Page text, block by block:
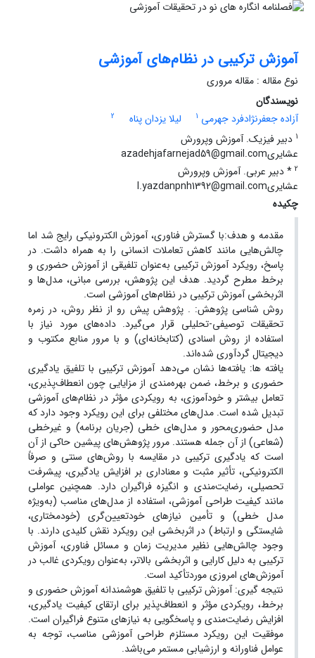
آموزش ترکیبی در نظام‌های آموزشی
نوع مقاله : مقاله مروری
نویسندگان
آزاده جعفرنژادفرد جهرمی 1 لیلا یزدان پناه
2
1 دبیر فیزیک. آموزش وپرورش
عشایریazadehjafarnejad59@gmail.com
2 * دبیر عربی. آموزش وپرورش
عشایریl.yazdanpnh1392@gmail.com
چکیده
مقدمه و هدف:با گسترش فناوری، آموزش الکترونیکی رایج شد اما
چالش‌هایی مانند کاهش تعاملات انسانی را به همراه داشت. در
پاسخ، رویکرد آموزش ترکیبی به‌عنوان تلفیقی از آموزش حضوری و
برخط مطرح گردید. هدف این پژوهش، بررسی مبانی، مدل‌ها و
اثربخشی آموزش ترکیبی در نظام‌های آموزشی است.
روش شناسی پژوهش: . پژوهش پیش رو از نظر روش، در زمره
تحقیقات توصیفی-تحلیلی قرار می‌گیرد. داده‌های مورد نیاز با
استفاده از روش اسنادی (کتابخانه‌ای) و با مرور منابع مکتوب و
دیجیتال گردآوری شده‌اند.
یافته ها: یافته‌ها نشان می‌دهد آموزش ترکیبی با تلفیق یادگیری
حضوری و برخط، ضمن بهره‌مندی از مزایایی چون انعطاف‌پذیری،
تعامل بیشتر و خودآموزی، به رویکردی مؤثر در نظام‌های آموزشی
تبدیل شده است. مدل‌های مختلفی برای این رویکرد وجود دارد که
مدل حضوری‌محور و مدل‌های خطی (جریان برنامه) و غیرخطی
(شعاعی) از آن جمله هستند. مرور پژوهش‌های پیشین حاکی از آن
است که یادگیری ترکیبی در مقایسه با روش‌های سنتی و صرفاً
الکترونیکی، تأثیر مثبت و معناداری بر افزایش یادگیری، پیشرفت
تحصیلی، رضایت‌مندی و انگیزه فراگیران دارد. همچنین عواملی
مانند کیفیت طراحی آموزشی، استفاده از مدل‌های مناسب (به‌ویژه
مدل خطی) و تأمین نیازهای خودتعیین‌گری (خودمختاری،
شایستگی و ارتباط) در اثربخشی این رویکرد نقش کلیدی دارند. با
وجود چالش‌هایی نظیر مدیریت زمان و مسائل فناوری، آموزش
ترکیبی به دلیل کارایی و اثربخشی بالاتر، به‌عنوان رویکردی غالب در
آموزش‌های امروزی موردتأکید است.
نتیجه گیری: آموزش ترکیبی با تلفیق هوشمندانه آموزش حضوری و
برخط، رویکردی مؤثر و انعطاف‌پذیر برای ارتقای کیفیت یادگیری،
افزایش رضایت‌مندی و پاسخگویی به نیازهای متنوع فراگیران است.
موفقیت این رویکرد مستلزم طراحی آموزشی مناسب، توجه به
عوامل فناورانه و ارزشیابی مستمر می‌باشد.